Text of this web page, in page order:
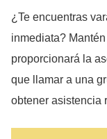
¿Te encuentras
inmediata?
proporcionará la
que llamar a una
obtener asistencia